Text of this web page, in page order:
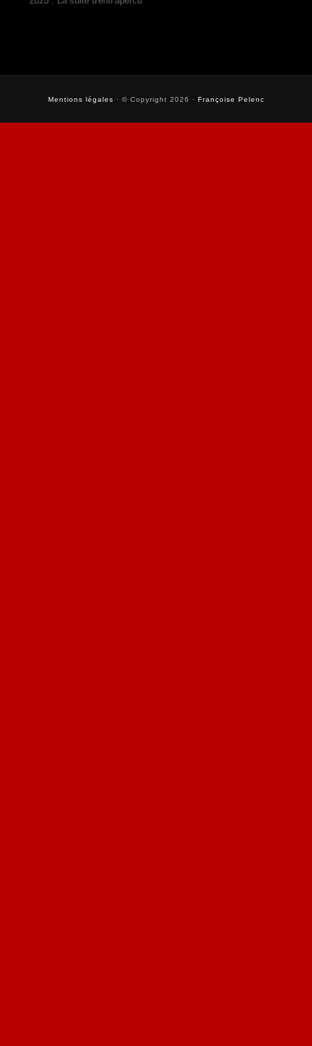
Mentions légales · © Copyright 2026 · Françoise Pelenc